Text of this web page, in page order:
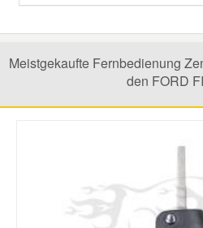
Meistgekaufte Fernbedienung
den FORD
Suzuki Ersatzteile
Toyota Ersatzteile